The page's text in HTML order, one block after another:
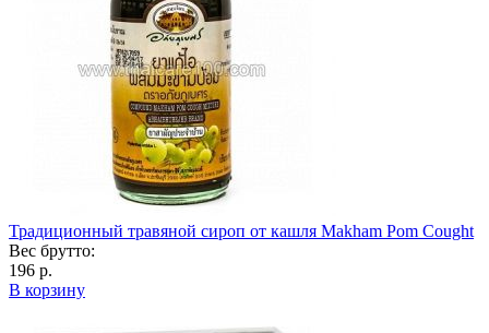
Традиционный травяной сироп от кашля Makham Pom Cought
Вес брутто:
196 р.
В корзину